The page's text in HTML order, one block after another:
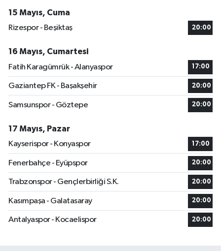
15 Mayıs, Cuma
Rizespor - Beşiktaş
20:00
16 Mayıs, Cumartesi
Fatih Karagümrük - Alanyaspor
17:00
Gaziantep FK - Başakşehir 20:00
Samsunspor - Göztepe 20:00
17 Mayıs, Pazar
Kayserispor - Konyaspor
17:00
Fenerbahçe - Eyüpspor 20:00
Trabzonspor - Gençlerbirliği S.K. 20:00
Kasımpaşa - Galatasaray 20:00
Antalyaspor - Kocaelispor 20:00